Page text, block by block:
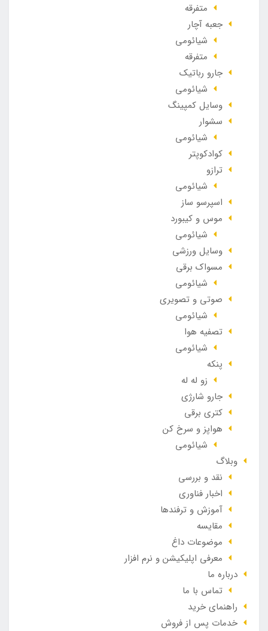
متفرقه
جعبه آچار
شیائومی
متفرقه
جارو رباتیک
شیائومی
وسایل کمپینگ
سشوار
شیائومی
کوادکوپتر
ترازو
شیائومی
اسپرسو ساز
موس و کیبورد
شیائومی
وسایل ورزشی
مسواک برقی
شیائومی
صوتی و تصویری
شیائومی
تصفیه هوا
شیائومی
پنکه
زو له له
جارو شارژی
کتری برقی
هواپز و سرخ کن
شیائومی
وبلاگ
نقد و بررسی
اخبار فناوری
آموزش و ترفندها
مقایسه
موضوعات داغ
معرفی اپلیکیشن و نرم افزار
درباره ما
تماس با ما
راهنمای خرید
خدمات پس از فروش